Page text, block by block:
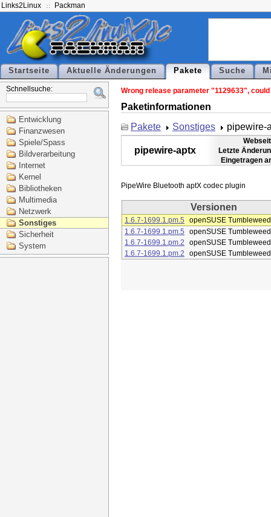
Links2Linux Packman
Startseite Aktuelle Änderungen Pakete Suche
Schnellsuche:
Entwicklung
Finanzwesen
Spiele/Spass
Bildverarbeitung
Internet
Kernel
Bibliotheken
Multimedia
Netzwerk
Sonstiges
Sicherheit
System
Wrong release parameter "1129633",
Paketinformationen
Pakete
Sonstiges pipewire-
pipewire-aptx
Letzte
Eingetragen
Versionen
1.6.7-1699.1.pm.5
openSUSE Tumbleweed
1.6.7-1699.1.pm.5
openSUSE Tumbleweed
1.6.7-1699.1.pm.2
openSUSE Tumbleweed
1.6.7-1699.1.pm.2
openSUSE Tumbleweed